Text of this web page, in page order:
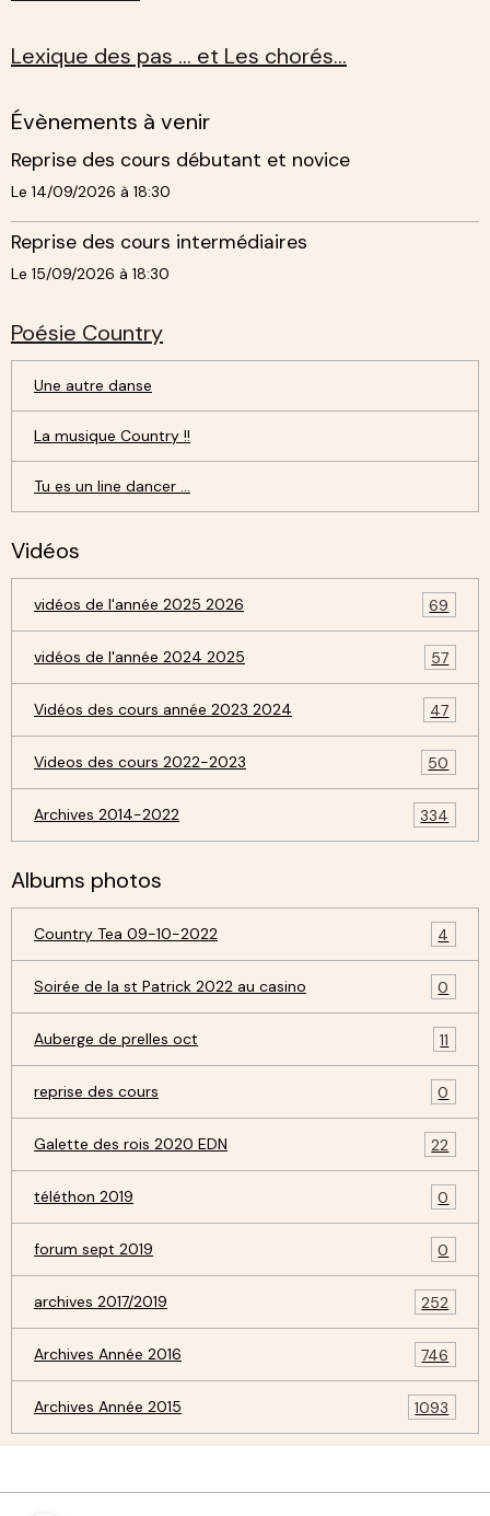
Lexique des pas ... et Les chorés...
Évènements à venir
Reprise des cours débutant et novice
Le 14/09/2026 à 18:30
Reprise des cours intermédiaires
Le 15/09/2026 à 18:30
Poésie Country
Une autre danse
La musique Country !!
Tu es un line dancer ...
Vidéos
vidéos de l'année 2025 2026 69
vidéos de l'année 2024 2025 57
Vidéos des cours année 2023 2024 47
Videos des cours 2022-2023 50
Archives 2014-2022 334
Albums photos
Country Tea 09-10-2022 4
Soirée de la st Patrick 2022 au casino 0
Auberge de prelles oct 11
reprise des cours 0
Galette des rois 2020 EDN 22
téléthon 2019 0
forum sept 2019 0
archives 2017/2019 252
Archives Année 2016 746
Archives Année 2015 1093